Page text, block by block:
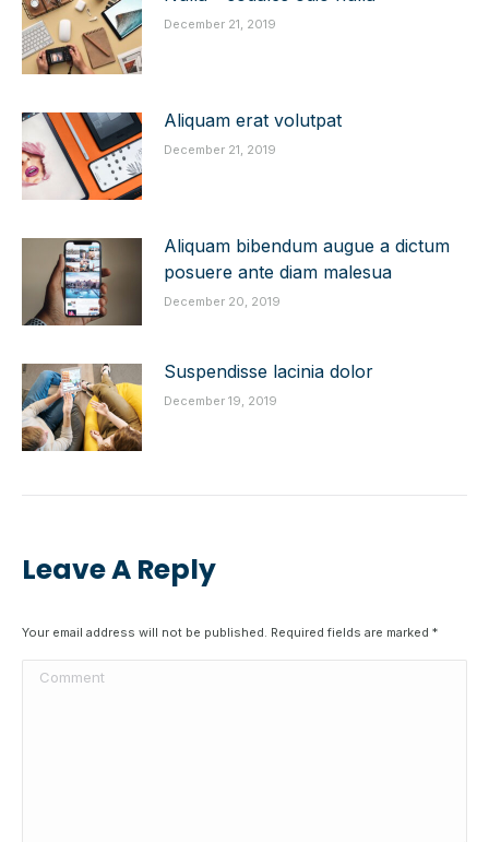
December 21, 2019
Aliquam erat volutpat
December 21, 2019
Aliquam bibendum augue a dictum
posuere ante diam malesua
December 20, 2019
Suspendisse lacinia dolor
December 19, 2019
Leave A Reply
Your email address will not be published. Required fields are marked *
Comment